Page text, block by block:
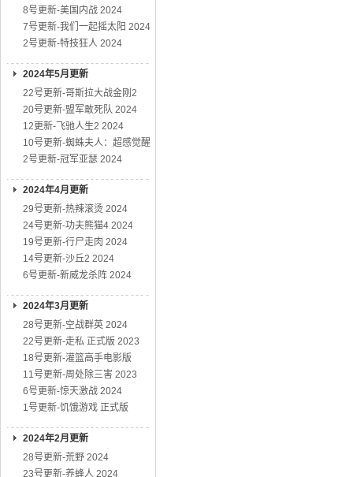
8号更新-美国内战 2024
7号更新-我们一起摇太阳 2024
2号更新-特技狂人 2024
2024年5月更新
22号更新-哥斯拉大战金刚2
20号更新-盟军敢死队 2024
12更新-飞驰人生2 2024
10号更新-蜘蛛夫人：超感觉醒
2号更新-冠军亚瑟 2024
2024年4月更新
29号更新-热辣滚烫 2024
24号更新-功夫熊猫4 2024
19号更新-行尸走肉 2024
14号更新-沙丘2 2024
6号更新-新威龙杀阵 2024
2024年3月更新
28号更新-空战群英 2024
22号更新-走私 正式版 2023
18号更新-灌篮高手电影版
11号更新-周处除三害 2023
6号更新-惊天激战 2024
1号更新-饥饿游戏 正式版
2024年2月更新
28号更新-荒野 2024
23号更新-养蜂人 2024